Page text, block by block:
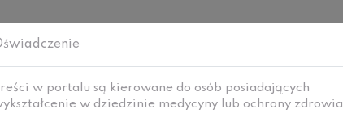
Treści w portalu są kierowane do osób posiadających
w dziedzinie medycyny lub ochrony zdrowia